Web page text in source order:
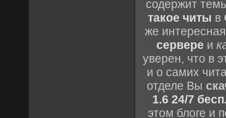
содержит
такое читы в
же
сервере и
уверен, что в
и о самих
отделе Вы
1.6 24/7
этом блоге и